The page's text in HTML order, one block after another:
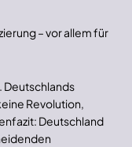
– vor allem für
Deutschlands
Revolution,
Deutschland